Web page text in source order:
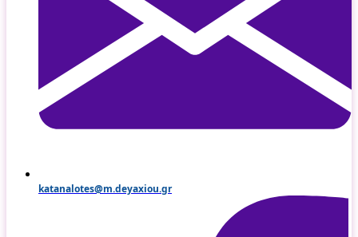
katanalotes@m.deyaxiou.gr